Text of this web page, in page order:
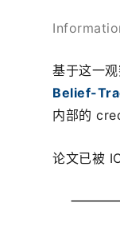
基于这一
Belief-
内部的
论文已被